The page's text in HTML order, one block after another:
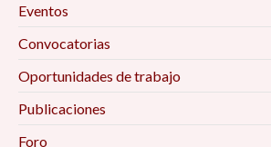
Eventos
Convocatorias
Oportunidades de trabajo
Publicaciones
Foro